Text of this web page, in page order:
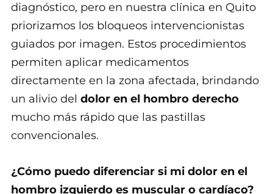
diagnóstico, pero en nuestra clínica en Quito
priorizamos los bloqueos intervencionistas
guiados por imagen. Estos procedimientos
permiten aplicar medicamentos
directamente en la zona afectada, brindando
un alivio del dolor en el hombro derecho
mucho más rápido que las pastillas
convencionales.
¿Cómo puedo diferenciar si mi dolor en el
hombro izquierdo es muscular o cardíaco?